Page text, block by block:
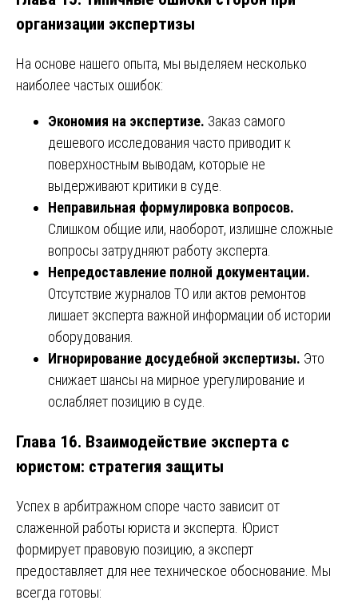
организации экспертизы
На основе нашего опыта, мы выделяем несколько
наиболее частых ошибок:
Экономия на экспертизе. Заказ самого
дешевого исследования часто приводит к
поверхностным выводам, которые не
выдерживают критики в суде.
Неправильная формулировка вопросов.
Слишком общие или, наоборот, излишне сложные
вопросы затрудняют работу эксперта.
Непредоставление полной документации.
Отсутствие журналов ТО или актов ремонтов
лишает эксперта важной информации об истории
оборудования.
Игнорирование досудебной экспертизы. Это
снижает шансы на мирное урегулирование и
ослабляет позицию в суде.
Глава 16. Взаимодействие эксперта с
юристом: стратегия защиты
Успех в арбитражном споре часто зависит от
слаженной работы юриста и эксперта. Юрист
формирует правовую позицию, а эксперт
предоставляет для нее техническое обоснование. Мы
всегда готовы: